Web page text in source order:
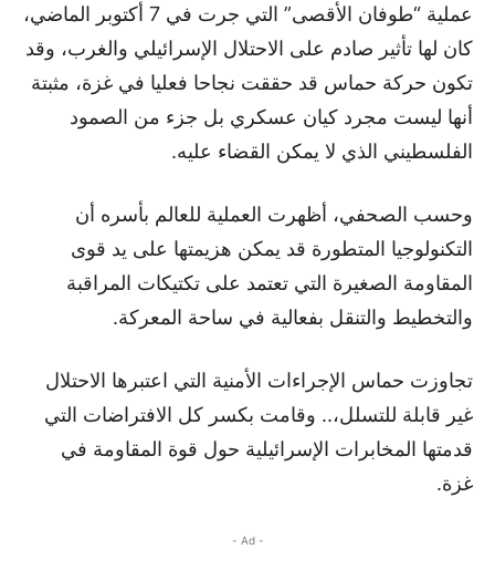
عملية “طوفان الأقصى” التي جرت في 7 أكتوبر الماضي،
كان لها تأثير صادم على الاحتلال الإسرائيلي والغرب، وقد
تكون حركة حماس قد حققت نجاحا فعليا في غزة، مثبتة
أنها ليست مجرد كيان عسكري بل جزء من الصمود
الفلسطيني الذي لا يمكن القضاء عليه.
وحسب الصحفي، أظهرت العملية للعالم بأسره أن
التكنولوجيا المتطورة قد يمكن هزيمتها على يد قوى
المقاومة الصغيرة التي تعتمد على تكتيكات المراقبة
والتخطيط والتنقل بفعالية في ساحة المعركة.
تجاوزت حماس الإجراءات الأمنية التي اعتبرها الاحتلال
غير قابلة للتسلل،.. وقامت بكسر كل الافتراضات التي
قدمتها المخابرات الإسرائيلية حول قوة المقاومة في
غزة.
- Ad -